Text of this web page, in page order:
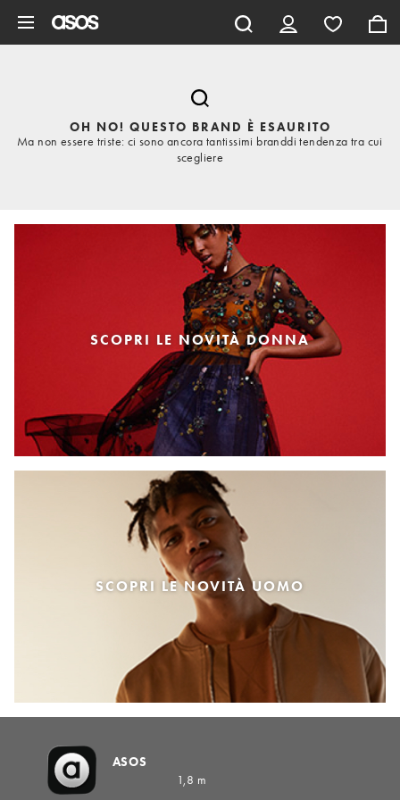
OH NO! QUESTO BRAND È ESAURITO
Ma non essere triste: ci sono ancora tantissimi branddi tendenza tra cui
scegliere
SCOPRI LE NOVITÀ DONNA
SCOPRI LE NOVITÀ UOMO
ASOS
1,8 m